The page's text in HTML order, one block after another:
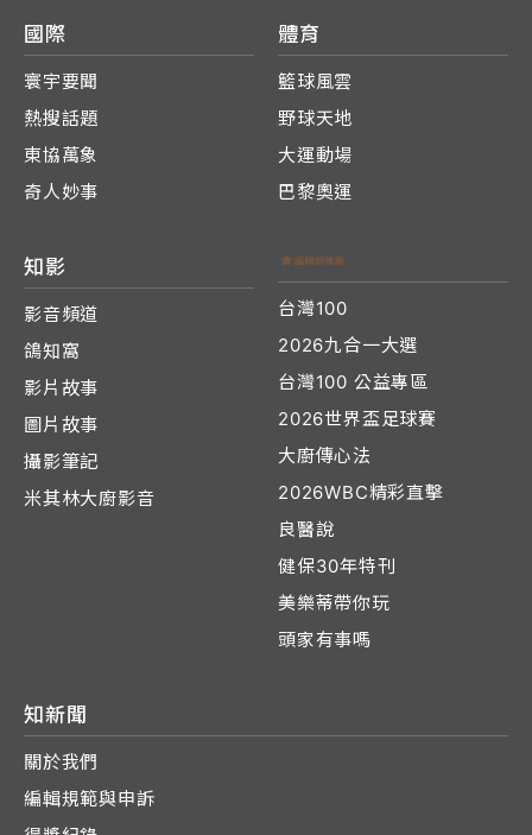
國際
寰宇要聞
熱搜話題
東協萬象
奇人妙事
體育
籃球風雲
野球天地
大運動場
巴黎奧運
知影
影音頻道
鴿知窩
影片故事
圖片故事
攝影筆記
米其林大廚影音
台灣100
2026九合一大選
台灣100 公益專區
2026世界盃足球賽
大廚傳心法
2026WBC精彩直擊
良醫說
健保30年特刊
美樂蒂帶你玩
頭家有事嗎
知新聞
關於我們
編輯規範與申訴